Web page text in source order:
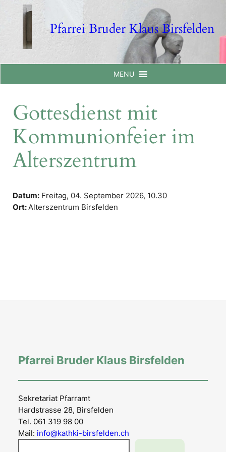
Pfarrei Bruder Klaus Birsfelden
MENU
Gottesdienst mit
Kommunionfeier im
Alterszentrum
Datum: Freitag, 04. September 2026, 10.30
Ort:Alterszentrum Birsfelden
Pfarrei Bruder Klaus Birsfelden
Sekretariat Pfarramt
Hardstrasse 28, Birsfelden
Tel. 061 319 98 00
Mail: info@kathki-birsfelden.ch